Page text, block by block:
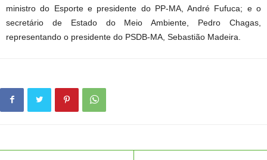
ministro do Esporte e presidente do PP-MA, André Fufuca; e o
secretário de Estado do Meio Ambiente, Pedro Chagas,
representando o presidente do PSDB-MA, Sebastião Madeira.